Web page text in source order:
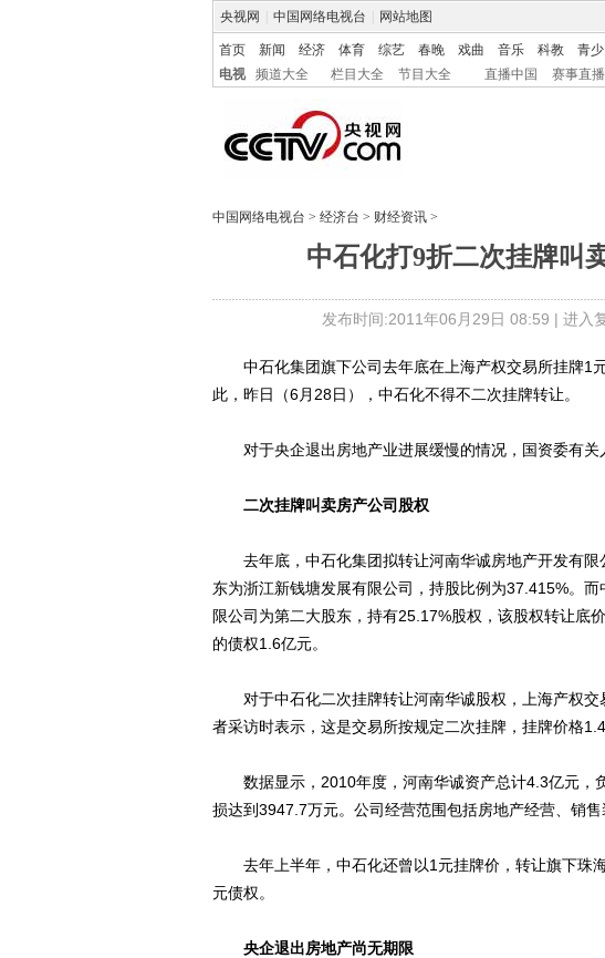
央视网 中国网络电视台 网站地图
首页 新闻 经济 体育 综艺 春晚 戏曲 音乐 科教 青少
电视
频道大全 栏目大全 节目大全 直播中国 赛事直播
中国网络电视台 > 经济台 > 财经资讯 >
中石化打9折二次挂牌叫
发布时间:2011年06月29日 08:59 | 进入
中石化集团旗下公司去年底在上海产权交易所挂牌1
此，昨日（6月28日），中石化不得不二次挂牌转让。
对于央企退出房地产业进展缓慢的情况，国资委有关
二次挂牌叫卖房产公司股权
去年底，中石化集团拟转让河南华诚房地产开发有限
东为浙江新钱塘发展有限公司，持股比例为37.415%。
限公司为第二大股东，持有25.17%股权，该股权转让底
的债权1.6亿元。
对于中石化二次挂牌转让河南华诚股权，上海产权交
者采访时表示，这是交易所按规定二次挂牌，挂牌价格
数据显示，2010年度，河南华诚资产总计4.3亿元，
损达到3947.7万元。公司经营范围包括房地产经营、销售
去年上半年，中石化还曾以1元挂牌价，转让旗下珠
元债权。
央企退出房地产尚无期限